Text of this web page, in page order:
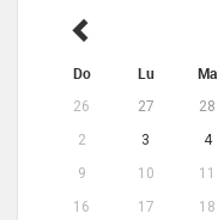
Do Lu Ma
26 27 28
2
3 4
9
10 11
16
17 18